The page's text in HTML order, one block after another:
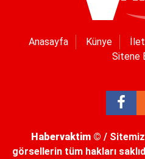
Anasayfa Künye
Sitene
Habervaktim © /
görsellerin tüm hakları